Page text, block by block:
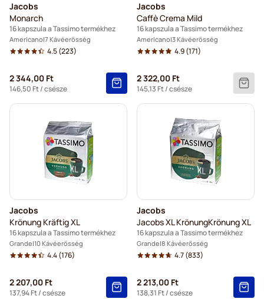
Jacobs
Monarch
16 kapszula a Tassimo termékhez
Americano 7 Kávéerősség
4.5(223)
2 344,00 Ft
146,50 Ft/ csésze
Jacobs
Caffè Crema Mild
16 kapszula a Tassimo termékhez
Americano 3 Kávéerősség
4.9(171)
2 322,00 Ft
145,13 Ft/ csésze
Jacobs
Krönung Kräftig XL
16 kapszula a Tassimo termékhez
Grande 10 Kávéerősség
4.4(176)
2 207,00 Ft
137,94 Ft/ csésze
Jacobs
Jacobs XL KrönungKrönung XL
16 kapszula a Tassimo termékhez
Grande 8 Kávéerősség
4.7(833)
2 213,00 Ft
138,31 Ft/ csésze